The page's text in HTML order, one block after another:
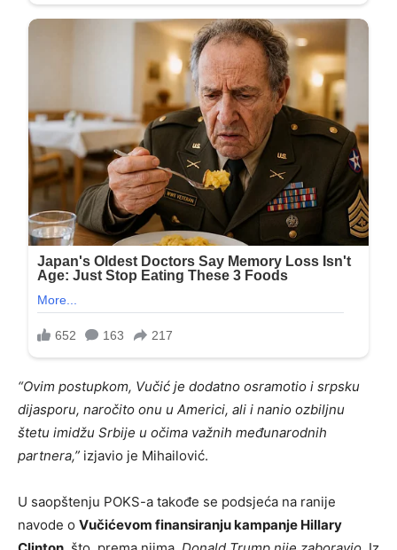
“Ovim postupkom, Vučić je dodatno osramotio i srpsku
dijasporu, naročito onu u Americi, ali i nanio ozbiljnu
štetu imidžu Srbije u očima važnih međunarodnih
partnera,” izjavio je Mihailović.
U saopštenju POKS-a takođe se podsjeća na ranije
navode o Vučićevom finansiranju kampanje Hillary